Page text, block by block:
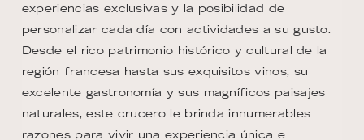
experiencias exclusivas y la posibilidad de
personalizar cada día con actividades a su gusto.
Desde el rico patrimonio histórico y cultural de la
región francesa hasta sus exquisitos vinos, su
excelente gastronomía y sus magníficos paisajes
naturales, este crucero le brinda innumerables
razones para vivir una experiencia única e